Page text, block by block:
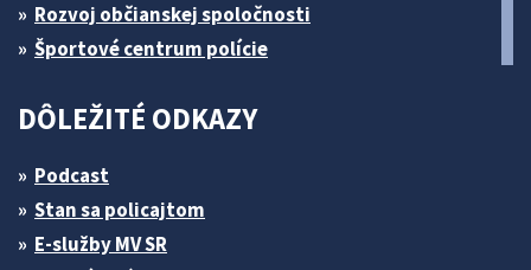
Rozvoj občianskej spoločnosti
Športové centrum polície
DÔLEŽITÉ ODKAZY
Podcast
Stan sa policajtom
E-služby MV SR